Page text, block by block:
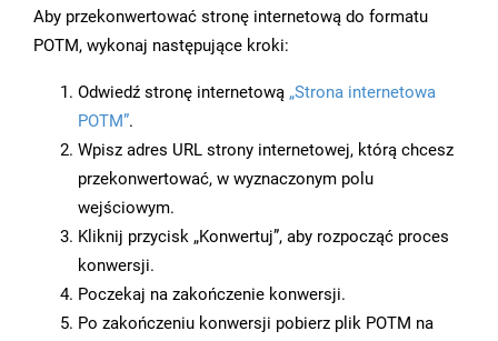
Aby przekonwertować stronę internetową do formatu
POTM, wykonaj następujące kroki:
Odwiedź stronę internetową „Strona internetowa
POTM”.
Wpisz adres URL strony internetowej, którą chcesz
przekonwertować, w wyznaczonym polu
wejściowym.
Kliknij przycisk „Konwertuj”, aby rozpocząć proces
konwersji.
Poczekaj na zakończenie konwersji.
Po zakończeniu konwersji pobierz plik POTM na